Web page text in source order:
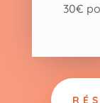
30€